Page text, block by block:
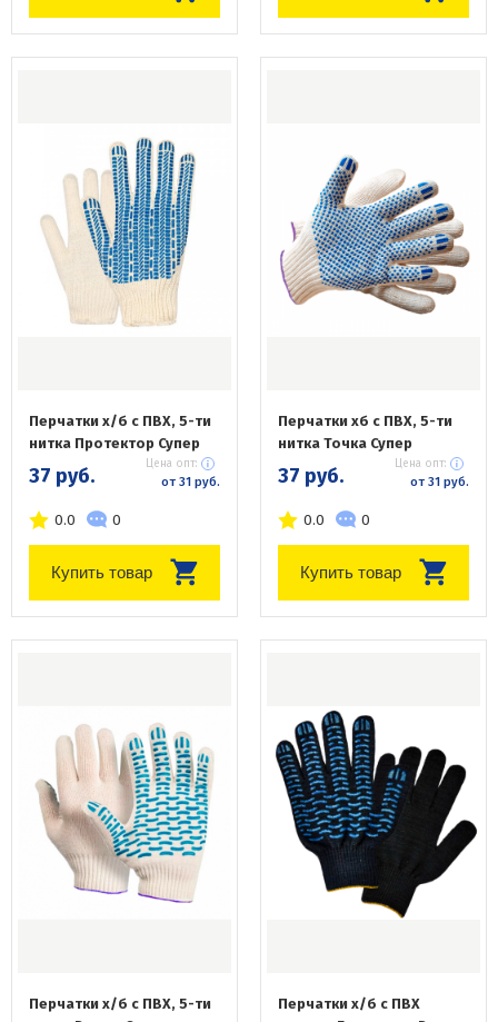
Перчатки х/б с ПВХ, 5-ти
нитка Протектор Супер
37 руб. Цена опт:
от 31 руб.
0.0 0
Купить товар
Перчатки хб с ПВХ, 5-ти
нитка Точка Супер
37 руб. Цена опт:
от 31 руб.
0.0 0
Купить товар
Перчатки х/б с ПВХ, 5-ти
Перчатки х/б с ПВХ